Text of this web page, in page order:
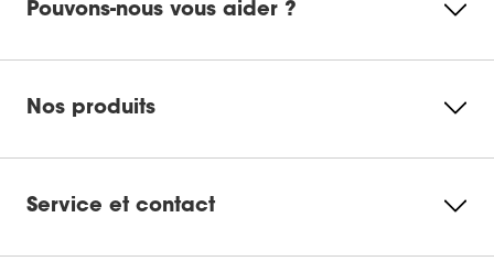
Pouvons-nous vous aider ?
Nos produits
Service et contact